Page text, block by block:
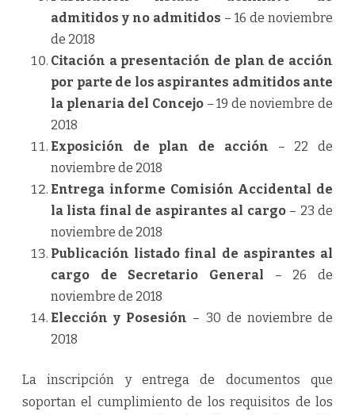
admitidos y no admitidos – 16 de noviembre
de 2018
Citación a presentación de plan de acción
por parte de los aspirantes admitidos ante
la plenaria del Concejo– 19 de noviembre de
2018
Exposición de plan de acción – 22 de
noviembre de 2018
Entrega informe Comisión Accidental de
la lista final de aspirantes al cargo – 23 de
noviembre de 2018
Publicación listado final de aspirantes al
cargo de Secretario General – 26 de
noviembre de 2018
Elección y Posesión – 30 de noviembre de
2018
La inscripción y entrega de documentos que
soportan el cumplimiento de los requisitos de los